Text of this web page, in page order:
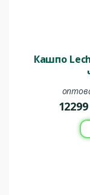
Кашпо
12299